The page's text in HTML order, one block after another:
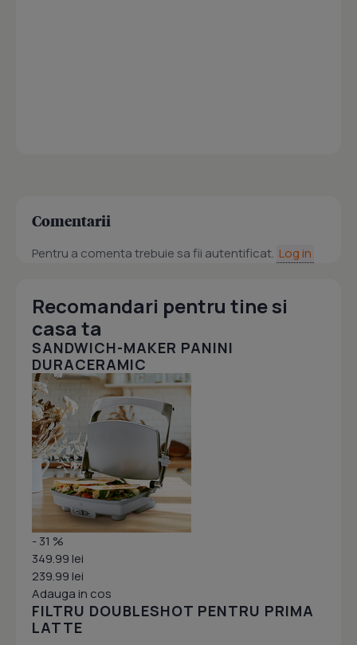
Comentarii
Pentru a comenta trebuie sa fii autentificat. Log in
Recomandari pentru tine si
casa ta
SANDWICH-MAKER PANINI
DURACERAMIC
- 31 %
349.99 lei
239.99 lei
Adauga in cos
FILTRU DOUBLESHOT PENTRU PRIMA
LATTE